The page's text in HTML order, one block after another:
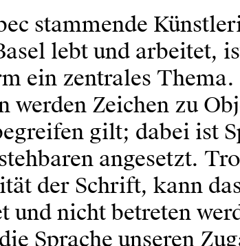
stammende
lebt und arbeitet,
ein zentrales
werden Zeichen zu
gilt; dabei ist
angesetzt.
der Schrift, kann
und nicht betreten
Sprache unseren